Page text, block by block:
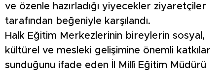
ve özenle hazırladığı yiyecekler ziyaretçiler
tarafından beğeniyle karşılandı.
Halk Eğitim Merkezlerinin bireylerin sosyal,
kültürel ve mesleki gelişimine önemli katkılar
sunduğunu ifade eden İl Millî Eğitim Müdürü